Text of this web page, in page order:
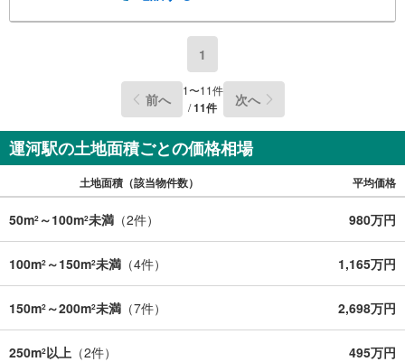
1
前へ 1〜11件
/11件 次へ
運河駅の土地面積ごとの価格相場
土地面積（該当物件数） 平均価格
50m2 ～100m2未満 （2件） 980万円
100m2 ～150m2未満 （4件） 1,165万円
150m2 ～200m2未満 （7件） 2,698万円
250m2以上 （2件） 495万円